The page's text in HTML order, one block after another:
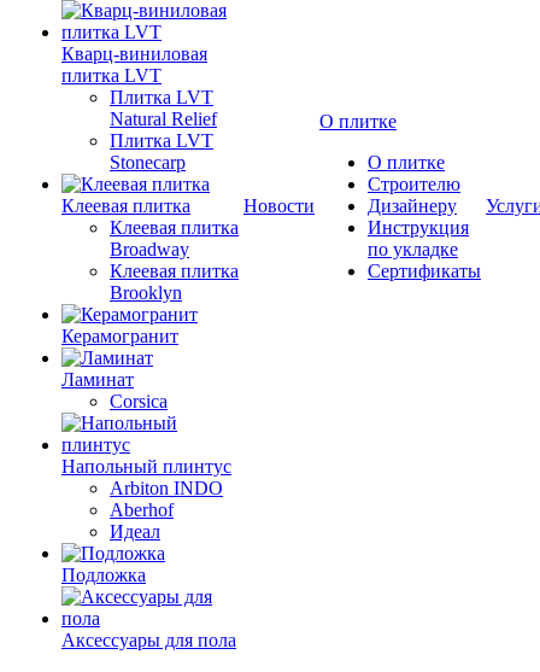
Кварц-виниловая
плитка LVT
Плитка LVT
Natural Relief
Плитка LVT
Stonecarp
Клеевая плитка
Клеевая плитка
Broadway
Клеевая плитка
Brooklyn
Керамогранит
Ламинат
Corsica
Напольный плинтус
Arbiton INDO
Aberhof
Идеал
Подложка
Аксессуары для пола
Новости
О плитке
О плитке
Строителю
Дизайнеру
Инструкция
по укладке
Сертификаты